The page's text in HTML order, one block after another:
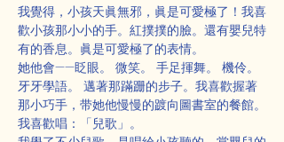
我覺得，小孩天眞無邪，眞是可愛極了！我喜
歡小孩那小小的手。紅撲撲的臉。還有嬰兒特
有的香息。眞是可愛極了的表情。
她他會——眨眼。 微笑。 手足揮舞。 機伶。
牙牙學語。 邁著那蹣跚的步子。我喜歡握著
那小巧手，带她他慢慢的踱向圖書室的餐館。
我喜歡唱：「兒歌」。